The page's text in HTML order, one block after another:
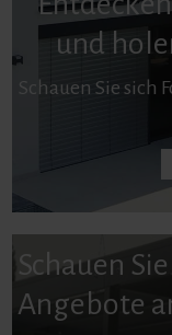
und
Schauen Sie sich
Schauen
Angebote